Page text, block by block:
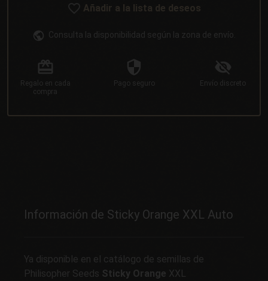
Añadir a la lista de deseos
Consulta la disponibilidad según la zona de envío.
Regalo en cada
compra
Pago seguro Envío discreto
Información de Sticky Orange XXL Auto
Ya disponible en el catálogo de semillas de
Philisopher Seeds Sticky Orange XXL